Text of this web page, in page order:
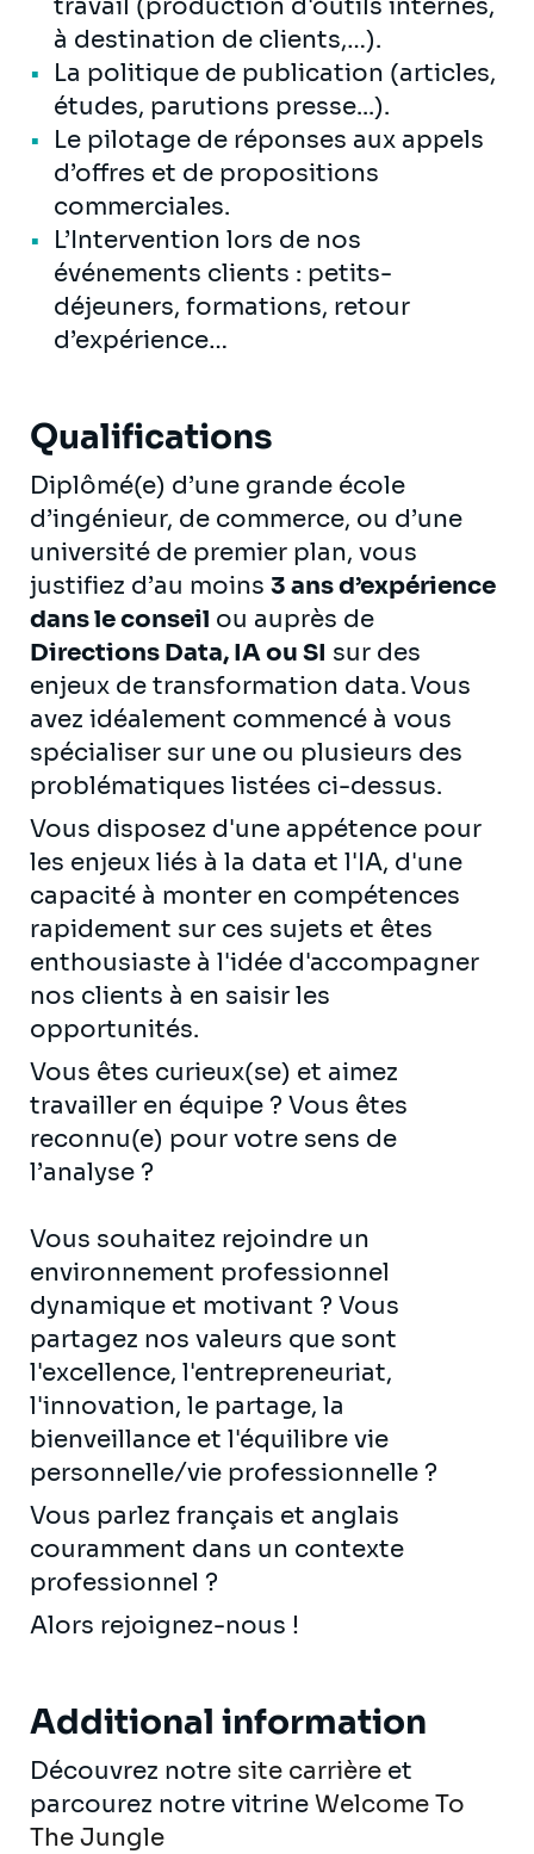
travail (production d'outils internes,
à destination de clients,…).
La politique de publication (articles,
études, parutions presse...).
Le pilotage de réponses aux appels
d’offres et de propositions
commerciales.
L’Intervention lors de nos
événements clients : petits-
déjeuners, formations, retour
d’expérience…
Qualifications
Diplômé(e) d’une grande école
d’ingénieur, de commerce, ou d’une
université de premier plan, vous
justifiez d’au moins 3 ans d’expérience
dans le conseil ou auprès de
Directions Data, IA ou SI sur des
enjeux de transformation data. Vous
avez idéalement commencé à vous
spécialiser sur une ou plusieurs des
problématiques listées ci-dessus.
Vous disposez d'une appétence pour
les enjeux liés à la data et l'IA, d'une
capacité à monter en compétences
rapidement sur ces sujets et êtes
enthousiaste à l'idée d'accompagner
nos clients à en saisir les
opportunités.
Vous êtes curieux(se) et aimez
travailler en équipe ? Vous êtes
reconnu(e) pour votre sens de
l’analyse ?
Vous souhaitez rejoindre un
environnement professionnel
dynamique et motivant ? Vous
partagez nos valeurs que sont
l'excellence, l'entrepreneuriat,
l'innovation, le partage, la
bienveillance et l'équilibre vie
personnelle/vie professionnelle ?
Vous parlez français et anglais
couramment dans un contexte
professionnel ?
Alors rejoignez-nous !
Additional information
Découvrez notre site carrière et
parcourez notre vitrine Welcome To
The Jungle